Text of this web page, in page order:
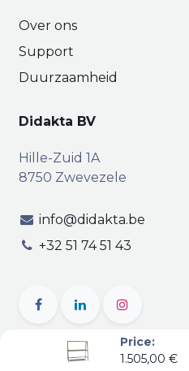
Price:
1.505,00 €
Over ons
Support
Duurzaamheid
Didakta BV
Hille-Zuid 1A
8750 Zwevezele
info@didakta.be
+32 51 74 51 43